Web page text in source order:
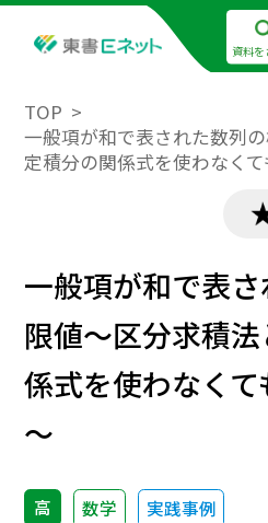
資料を
TOP
一般項が和で表された数列
定積分の関係式を使わなく
一般項が和で表
限値～区分求積
係式を使わなく
～
高 数学 実践事例